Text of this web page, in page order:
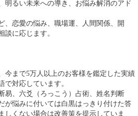
分野を持った先生が在籍中。是
ています。開運の扉はコリアンタウンに
の方々が多数在籍しております。
め、厳選された実力のある鑑定師の方々
れぞれの特徴を持つ先生が様々な占術を
明るい未来への導き、お悩み解消のアド